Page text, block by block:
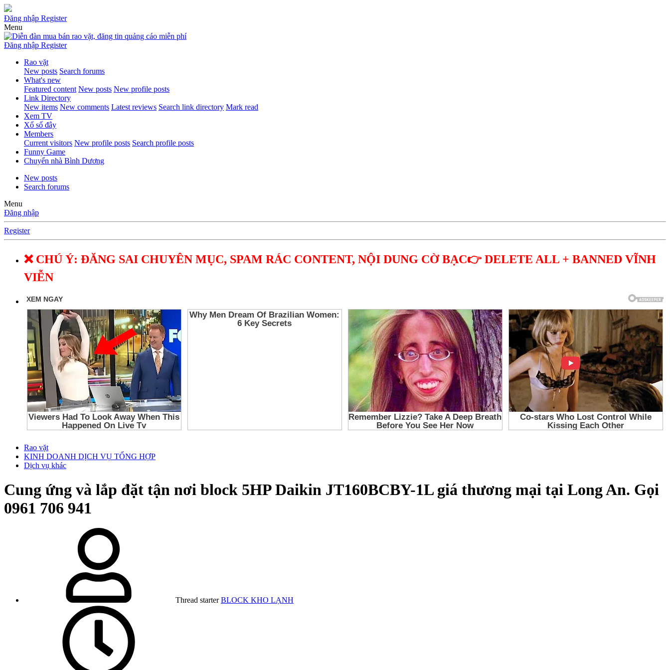
Đăng nhập Register
Menu
Đăng nhập Register
Rao vặt
New posts Search forums
What's new
Featured content New posts New profile posts
Link Directory
New items New comments Latest reviews Search link directory Mark read
Xem TV
Xổ số đây
Members
Current visitors New profile posts Search profile posts
Funny Game
Chuyển nhà Bình Dương
New posts
Search forums
Menu
Đăng nhập
Register
❌ CHÚ Ý: ĐĂNG SAI CHUYÊN MỤC, SPAM RÁC CONTENT, NỘI DUNG CỜ BẠC👉 DELETE ALL + BANNED VĨNH
VIỄN
Rao vặt
KINH DOANH DỊCH VỤ TỔNG HỢP
Dịch vụ khác
Cung ứng và lắp đặt tận nơi block 5HP Daikin JT160BCBY-1L giá thương mại tại Long An. Gọi
0961 706 941
Thread starter BLOCK KHO LẠNH